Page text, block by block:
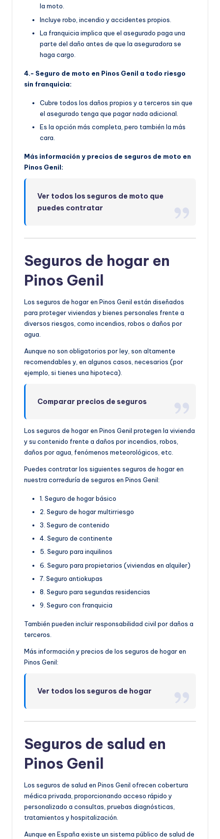
la moto.
Incluye robo, incendio y accidentes propios.
La franquicia implica que el asegurado paga una
parte del daño antes de que la aseguradora se
haga cargo.
4.- Seguro de moto en Pinos Genil a todo riesgo
sin franquicia:
Cubre todos los daños propios y a terceros sin que
el asegurado tenga que pagar nada adicional.
Es la opción más completa, pero también la más
cara.
Más información y precios de seguros de moto en
Pinos Genil:
Ver todos los seguros de moto que
puedes contratar
Seguros de hogar en
Pinos Genil
Los seguros de hogar en Pinos Genil están diseñados
para proteger viviendas y bienes personales frente a
diversos riesgos, como incendios, robos o daños por
agua.
Aunque no son obligatorios por ley, son altamente
recomendables y, en algunos casos, necesarios (por
ejemplo, si tienes una hipoteca).
Comparar precios de seguros
Los seguros de hogar en Pinos Genil protegen la vivienda
y su contenido frente a daños por incendios, robos,
daños por agua, fenómenos meteorológicos, etc.
Puedes contratar los siguientes seguros de hogar en
nuestra correduría de seguros en Pinos Genil:
1. Seguro de hogar básico
2. Seguro de hogar multirriesgo
3. Seguro de contenido
4. Seguro de continente
5. Seguro para inquilinos
6. Seguro para propietarios (viviendas en alquiler)
7. Seguro antiokupas
8. Seguro para segundas residencias
9. Seguro con franquicia
También pueden incluir responsabilidad civil por daños a
terceros.
Más información y precios de los seguros de hogar en
Pinos Genil:
Ver todos los seguros de hogar
Seguros de salud en
Pinos Genil
Los seguros de salud en Pinos Genil ofrecen cobertura
médica privada, proporcionando acceso rápido y
personalizado a consultas, pruebas diagnósticas,
tratamientos y hospitalización.
Aunque en España existe un sistema público de salud de